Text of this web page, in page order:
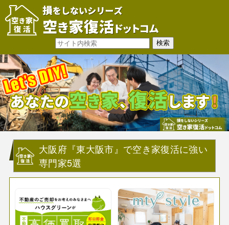
大阪府『東大阪市』で空き家復活に強い
専門家5選